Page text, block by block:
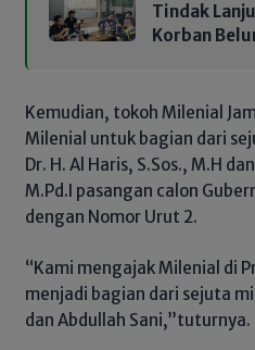
Tindak
Korban
Kemudian, tokoh Milenial
Milenial untuk bagian dari
Dr. H. Al Haris, S.Sos., M.H
M.Pd.I pasangan calon
dengan Nomor Urut 2.
“Kami mengajak Milenial di
menjadi bagian dari sejuta
dan Abdullah Sani,”tuturnya.